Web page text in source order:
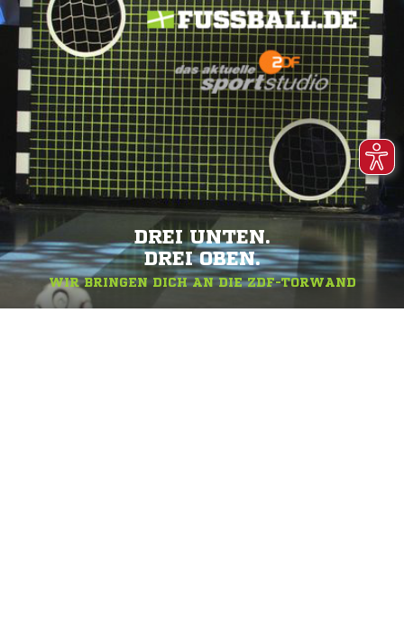
DREI UNTEN.
DREI OBEN.
WIR BRINGEN DICH AN DIE ZDF-TORWAND